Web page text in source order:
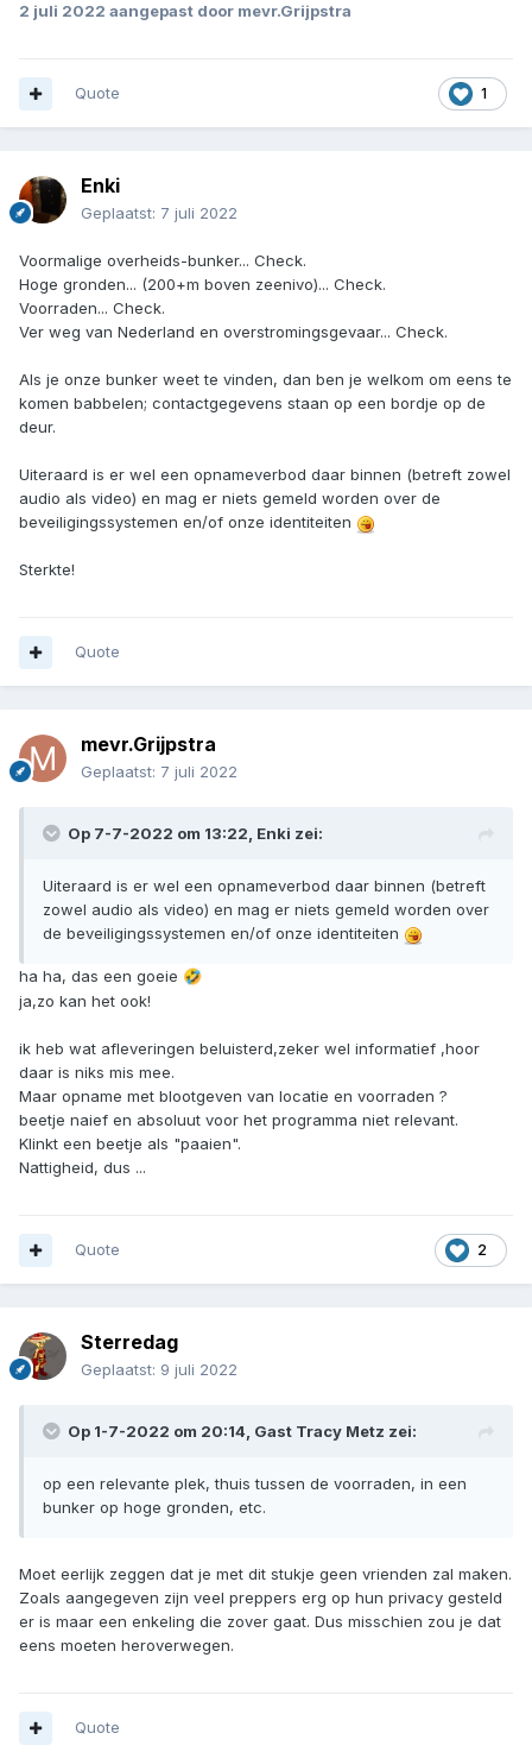
2 juli 2022 aangepast door mevr.Grijpstra
1
Quote
Enki
Geplaatst: 7 juli 2022
Voormalige overheids-bunker... Check.
Hoge gronden... (200+m boven zeenivo)... Check.
Voorraden... Check.
Ver weg van Nederland en overstromingsgevaar... Check.
Als je onze bunker weet te vinden, dan ben je welkom om eens te
komen babbelen; contactgegevens staan op een bordje op de
deur.
Uiteraard is er wel een opnameverbod daar binnen (betreft zowel
audio als video) en mag er niets gemeld worden over de
beveiligingssystemen en/of onze identiteiten
Sterkte!
Quote
mevr.Grijpstra
Geplaatst: 7 juli 2022
Op 7-7-2022 om 13:22, Enki zei:
Uiteraard is er wel een opnameverbod daar binnen (betreft
zowel audio als video) en mag er niets gemeld worden over
de beveiligingssystemen en/of onze identiteiten
ha ha, das een goeie 🤣
ja,zo kan het ook!
ik heb wat afleveringen beluisterd,zeker wel informatief ,hoor
daar is niks mis mee.
Maar opname met blootgeven van locatie en voorraden ?
beetje naief en absoluut voor het programma niet relevant.
Klinkt een beetje als "paaien".
Nattigheid, dus ...
2
Quote
Sterredag
Geplaatst: 9 juli 2022
Op 1-7-2022 om 20:14, Gast Tracy Metz zei:
op een relevante plek, thuis tussen de voorraden, in een
bunker op hoge gronden, etc.
Moet eerlijk zeggen dat je met dit stukje geen vrienden zal maken.
Zoals aangegeven zijn veel preppers erg op hun privacy gesteld
er is maar een enkeling die zover gaat. Dus misschien zou je dat
eens moeten heroverwegen.
Quote